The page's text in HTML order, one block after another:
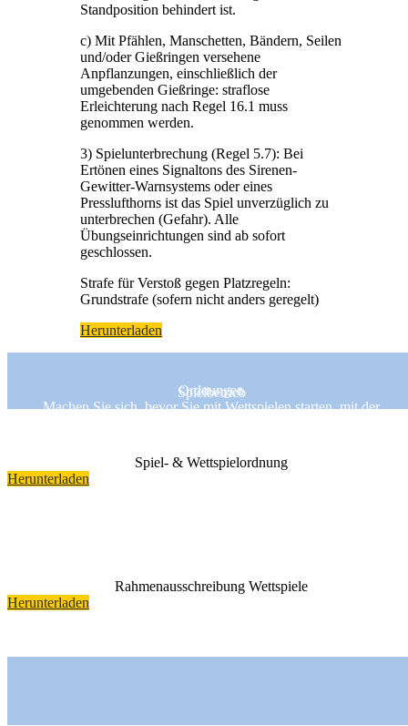
Standposition behindert ist.
c) Mit Pfählen, Manschetten, Bändern, Seilen
und/oder Gießringen versehene
Anpflanzungen, einschließlich der
umgebenden Gießringe: straflose
Erleichterung nach Regel 16.1 muss
genommen werden.
3) Spielunterbrechung (Regel 5.7): Bei
Ertönen eines Signaltons des Sirenen-
Gewitter-Warnsystems oder eines
Presslufthorns ist das Spiel unverzüglich zu
unterbrechen (Gefahr). Alle
Übungseinrichtungen sind ab sofort
geschlossen.
Strafe für Verstoß gegen Platzregeln:
Grundstrafe (sofern nicht anders geregelt)
Herunterladen
Spielbetrieb
Ordnungen
Machen Sie sich, bevor Sie mit Wettspielen starten, mit der
Spiel- & Wettspielordnung
Herunterladen
Rahmenausschreibung Wettspiele
Herunterladen